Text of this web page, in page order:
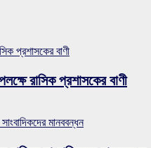
প্রশাসকের বাণী
রাসিক প্রশাসকের বাণী
মানববন্ধন